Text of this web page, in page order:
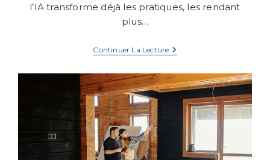
l’IA transforme déjà les pratiques, les rendant
plus…
Continuer La LectureL’intelligence
L’immobilier
:
Une
Évolution
Incontournable
Agents
Immobiliers